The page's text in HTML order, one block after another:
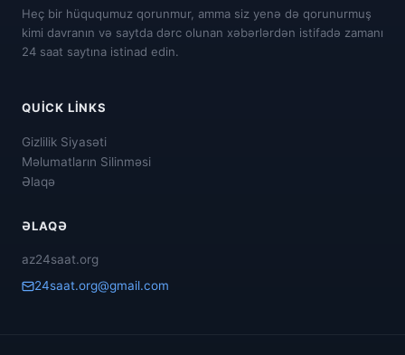
Heç bir hüququmuz qorunmur, amma siz yenə də qorunurmuş
kimi davranın və saytda dərc olunan xəbərlərdən istifadə zamanı
24 saat saytına istinad edin.
QUICK LINKS
Gizlilik Siyasəti
Məlumatların Silinməsi
Əlaqə
ƏLAQƏ
az24saat.org
24saat.org@gmail.com